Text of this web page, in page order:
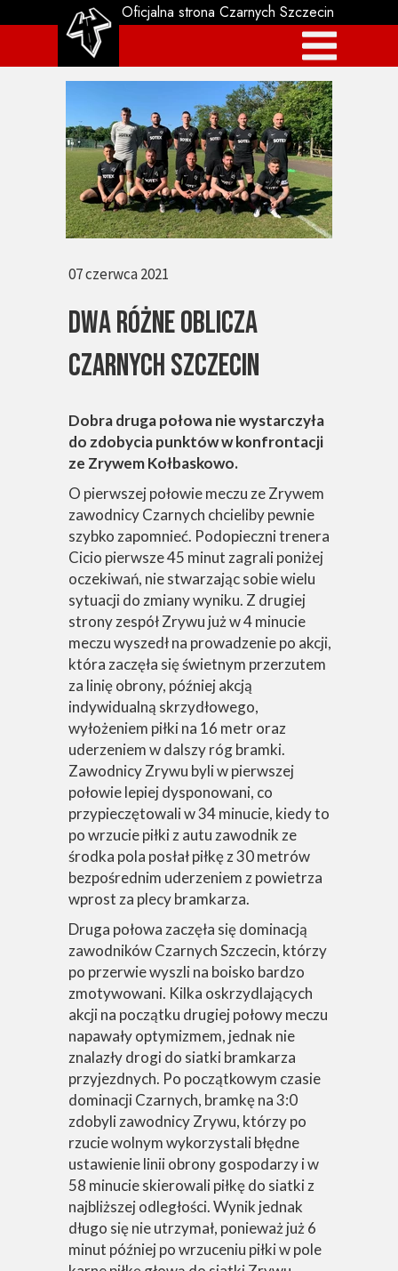
Dobra druga połowa nie wystarczyła
do zdobycia punktów w konfrontacji
ze Zrywem Kołbaskowo.
O pierwszej połowie meczu ze Zrywem
zawodnicy Czarnych chcieliby pewnie
szybko zapomnieć. Podopieczni trenera
Cicio pierwsze 45 minut zagrali poniżej
oczekiwań, nie stwarzając sobie wielu
sytuacji do zmiany wyniku. Z drugiej
strony zespół Zrywu już w 4 minucie
meczu wyszedł na prowadzenie po akcji,
która zaczęła się świetnym przerzutem
za linię obrony, później akcją
indywidualną skrzydłowego,
wyłożeniem piłki na 16 metr oraz
uderzeniem w dalszy róg bramki.
Zawodnicy Zrywu byli w pierwszej
połowie lepiej dysponowani, co
przypieczętowali w 34 minucie, kiedy to
po wrzucie piłki z autu zawodnik ze
środka pola posłał piłkę z 30 metrów
bezpośrednim uderzeniem z powietrza
wprost za plecy bramkarza.
Druga połowa zaczęła się dominacją
zawodników Czarnych Szczecin, którzy
po przerwie wyszli na boisko bardzo
zmotywowani. Kilka oskrzydlających
akcji na początku drugiej połowy meczu
napawały optymizmem, jednak nie
znalazły drogi do siatki bramkarza
przyjezdnych. Po początkowym czasie
dominacji Czarnych, bramkę na 3:0
zdobyli zawodnicy Zrywu, którzy po
rzucie wolnym wykorzystali błędne
ustawienie linii obrony gospodarzy i w
58 minucie skierowali piłkę do siatki z
najbliższej odległości. Wynik jednak
długo się nie utrzymał, ponieważ już 6
minut później po wrzuceniu piłki w pole
Dwa różne oblicza
Czarnych szczecin
07 czerwca 2021
Oficjalna strona Czarnych Szczecin